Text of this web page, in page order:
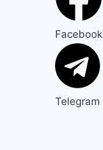
Facebook
Telegram